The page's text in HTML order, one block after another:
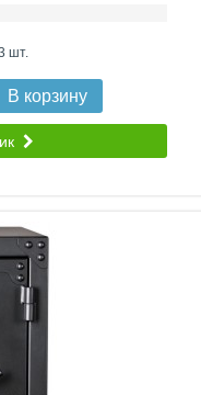
шт.
В корзину